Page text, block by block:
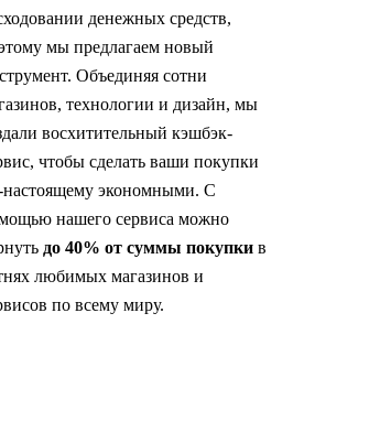
денежных средств,
мы предлагаем новый
Объединяя сотни
технологии и дизайн, мы
восхитительный кэшбэк-
чтобы сделать ваши покупки
настоящему экономными. С
нашего сервиса можно
до 40% от суммы покупкив
любимых магазинов и
по всему миру.